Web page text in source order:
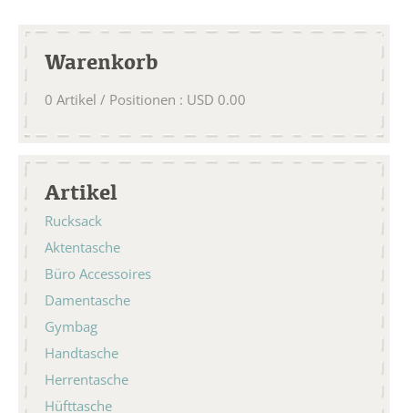
Warenkorb
0 Artikel / Positionen : USD 0.00
Artikel
Rucksack
Aktentasche
Büro Accessoires
Damentasche
Gymbag
Handtasche
Herrentasche
Hüfttasche